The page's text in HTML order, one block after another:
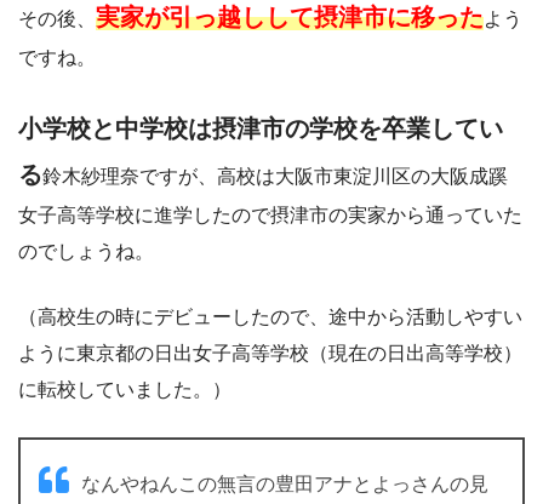
その後、 実家が引っ越しして摂津市に移ったよう
ですね。
小学校と中学校は摂津市の学校を卒業してい
る鈴木紗理奈ですが、高校は大阪市東淀川区の大阪成蹊
女子高等学校に進学したので摂津市の実家から通っていた
のでしょうね。
（高校生の時にデビューしたので、途中から活動しやすい
ように東京都の日出女子高等学校（現在の日出高等学校）
に転校していました。）
なんやねんこの無言の豊田アナとよっさんの見